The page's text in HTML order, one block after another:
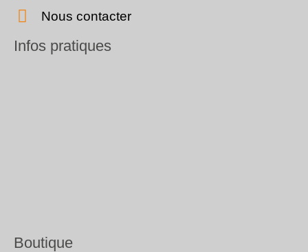
Nous contacter
Infos pratiques
Boutique